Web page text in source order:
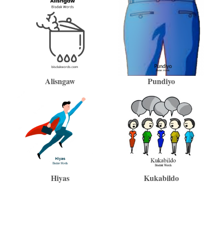
Alisngaw Pundiyo
Hiyas Kukabildo